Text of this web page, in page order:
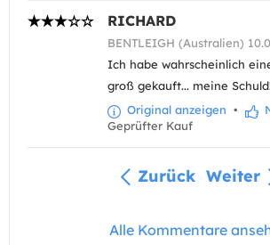
RICHARD
BENTLEIGH (Australien)
Ich habe wahrscheinlich
groß gekauft... meine
Original anzeigen •
Geprüfter Kauf
Zurück Weiter
Alle Kommentare